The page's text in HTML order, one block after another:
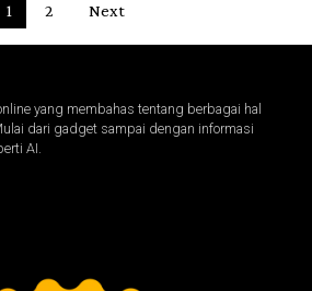
1 2 Next
yang membahas tentang berbagai hal
dari gadget sampai dengan informasi
AI.